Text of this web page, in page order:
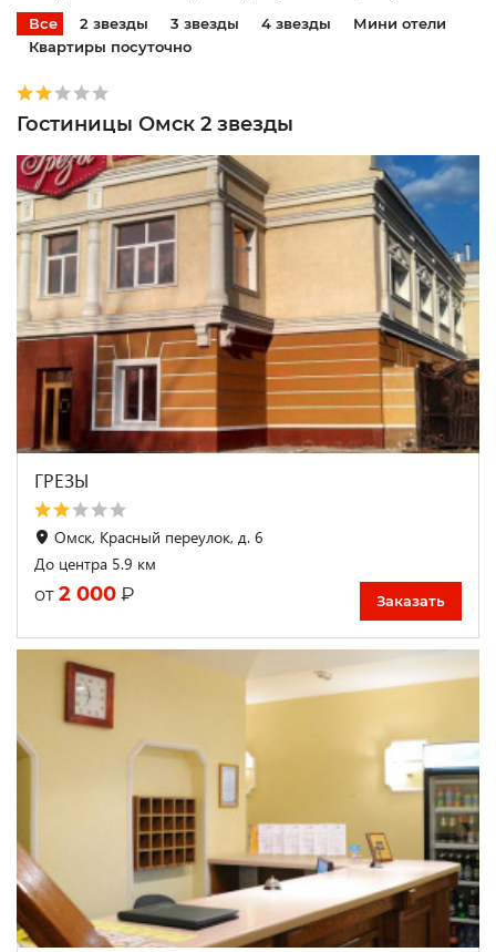
Все 2 звезды 3 звезды 4 звезды
Мини отели
Квартиры посуточно
Гостиницы Омск 2 звезды
ГРЕЗЫ
Омск, Красный переулок, д. 6
До центра 5.9 км
от 2 000 ₽ Заказать